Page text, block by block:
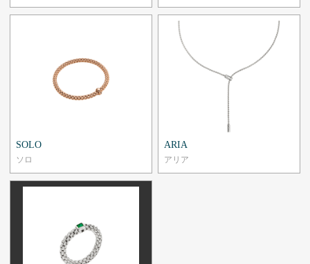
SOLO
ソロ
ARIA
アリア